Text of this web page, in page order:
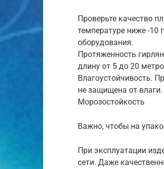
Проверьте качество
температуре ниже -10
оборудования.
Протяженность
длину от 5 до 20
Влагоустойчивость.
не защищена от влаги.
Морозостойкость
Важно, чтобы на
При эксплуатации
сети. Даже